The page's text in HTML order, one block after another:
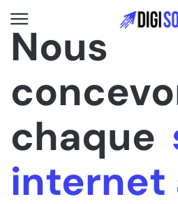
Nous
chaque
internet